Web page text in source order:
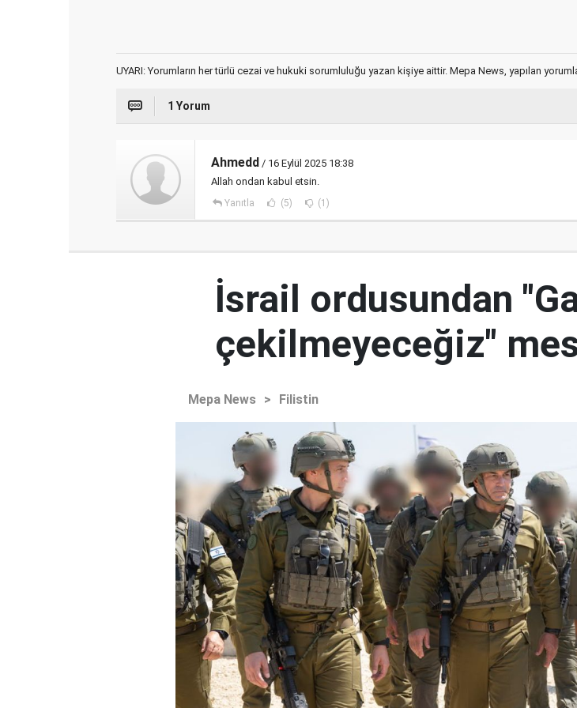
UYARI: Yorumların her türlü cezai ve hukuki sorumluluğu yazan kişiye aittir. Mepa News, yapılan
1 Yorum
Ahmedd / 16 Eylül 2025 18:38
Allah ondan kabul etsin.
Yanıtla (5) (1)
İsrail ordusundan
çekilmeyeceğiz"
Mepa News > Filistin